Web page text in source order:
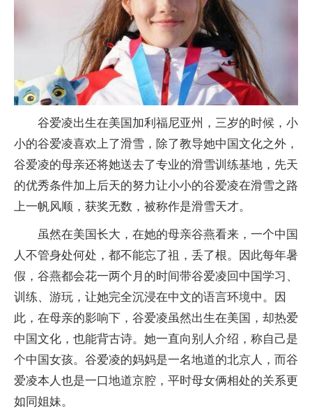
谷爱凌出生在美国加利福尼亚州，三岁的时候，小
小的谷爱凌喜欢上了滑雪，除了教导她中国文化之外，
谷爱凌的母亲还将她送去了专业的滑雪训练基地，先天
的优秀条件加上后天的努力让小小的谷爱凌在滑雪之路
上一帆风顺，获奖无数，被称作是滑雪天才。
虽然在美国长大，在她的母亲谷燕看来，一个中国
人不管身处何处，都不能忘了祖，丢了根。因此每年暑
假，谷燕都会花一两个月的时间带谷爱凌回中国学习、
训练、游玩，让她完全沉浸在中文的语言环境中。因
此，在母亲的影响下，谷爱凌虽然出生在美国，却热爱
中国文化，也能背古诗。她一直向别人介绍，称自己是
个中国女孩。谷爱凌的妈妈是一名地道的北京人，而谷
爱凌本人也是一口地道京腔，平时母女俩相处的关系更
如同姐妹。